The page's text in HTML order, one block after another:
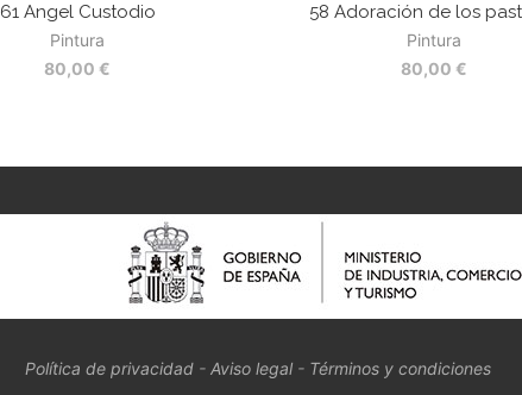
61 Angel Custodio
Pintura
80,00 €
58 Adoración de los
Pintura
80,00 €
Política de privacidad - Aviso legal - Términos y condiciones